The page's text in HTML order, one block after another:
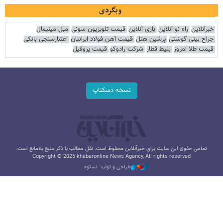
وبگردی
خبرآنلاین راه نو آنلاین بازی آنلاین قیمت تلویزیون سونی مبل مینیمال
جراح بینی گوشتی پرشین هتل قیمت آهن فولاد ایرانیان اعتبارسنجی بانکی
قیمت طلا امروز بلیط قطار شرکت رادوکو قیمت پروفیل
نسخه دسکتاپ
تمامی حقوق این سایت برای خبرآنلاین محفوظ است. نقل مطالب با ذکر منبع بلامانع است.
Copyright © 2025 khabaronline News Agancy, All rights reserved
طراحی و تولید: نستوه